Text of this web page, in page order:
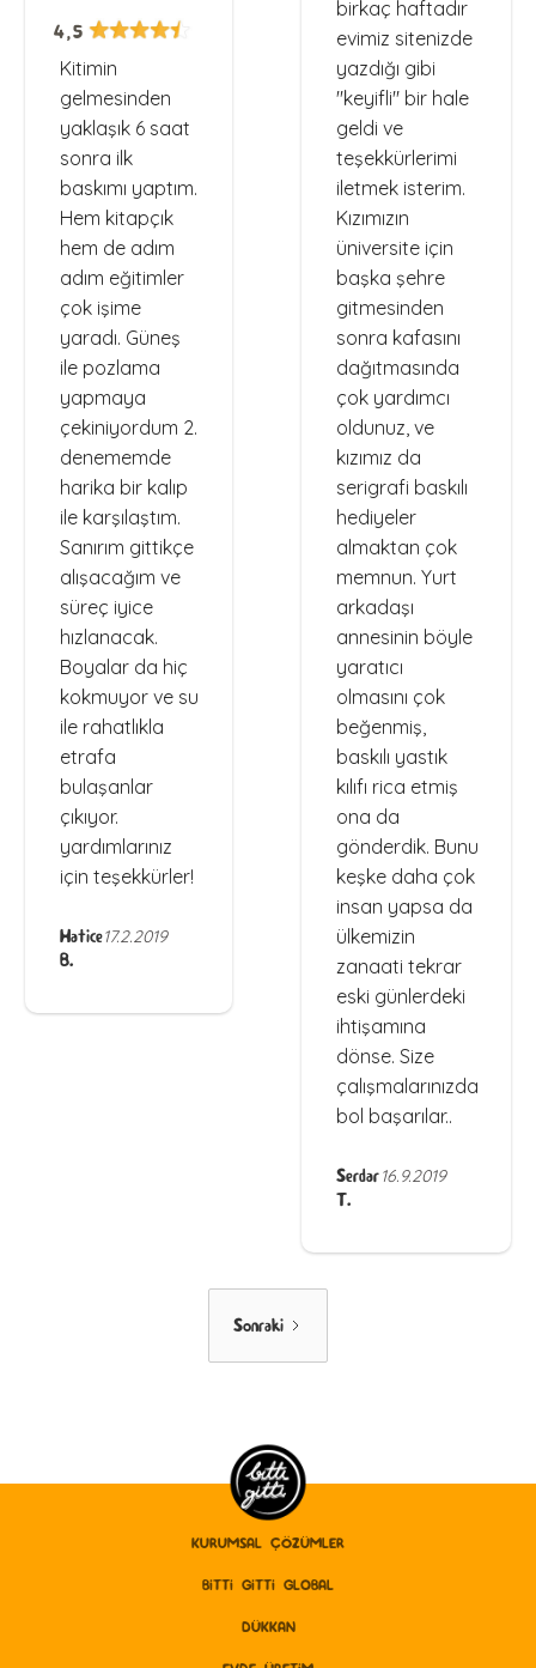
4,5
Kitimin
gelmesinden
yaklaşık 6 saat
sonra ilk
baskımı yaptım.
Hem kitapçık
hem de adım
adım eğitimler
çok işime
yaradı. Güneş
ile pozlama
yapmaya
çekiniyordum 2.
denememde
harika bir kalıp
ile karşılaştım.
Sanırım gittikçe
alışacağım ve
süreç iyice
hızlanacak.
Boyalar da hiç
kokmuyor ve su
ile rahatlıkla
etrafa
bulaşanlar
çıkıyor.
yardımlarınız
için teşekkürler!
Hatice
B.
17.2.2019
birkaç haftadır
evimiz sitenizde
yazdığı gibi
"keyifli" bir hale
geldi ve
teşekkürlerimi
iletmek isterim.
Kızımızın
üniversite için
başka şehre
gitmesinden
sonra kafasını
dağıtmasında
çok yardımcı
oldunuz, ve
kızımız da
serigrafi baskılı
hediyeler
almaktan çok
memnun. Yurt
arkadaşı
annesinin böyle
yaratıcı
olmasını çok
beğenmiş,
baskılı yastık
kılıfı rica etmiş
ona da
gönderdik. Bunu
keşke daha çok
insan yapsa da
ülkemizin
zanaati tekrar
eski günlerdeki
ihtişamına
dönse. Size
çalışmalarınızda
bol başarılar..
Serdar
T.
16.9.2019
Sonraki
KURUMSAL ÇÖZÜMLER
BITTI GITTI GLOBAL
DÜKKAN